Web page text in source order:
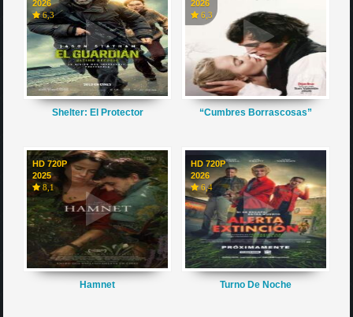
2026
6,3
Shelter: El Protector
2026
6,3
“Cumbres Borrascosas”
HD 720P
2025
8,1
Hamnet
HD 720P
2026
6,4
Turno De Noche